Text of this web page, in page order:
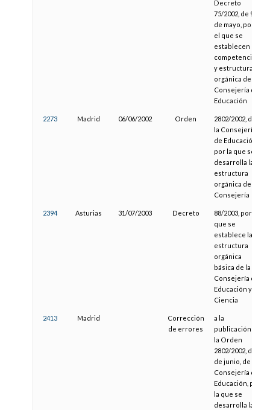
Decreto
75/2002, de 9
de mayo, por
el que se
establecen las
competencias
y estructura
orgánica de la
Consejería de
Educación
2273 Madrid 06/06/2002 Orden
2802/2002, de
la Consejería
de Educación,
por la que se
desarrolla la
estructura
orgánica de la
Consejería
2394 Asturias 31/07/2003 Decreto
88/2003, por el
que se
establece la
estructura
orgánica
básica de la
Consejería de
Educación y
Ciencia
2413 Madrid
Corrección
de errores
a la
publicación de
la Orden
2802/2002, de 6
de junio, de la
Consejería de
Educación, por
la que se
desarrolla la